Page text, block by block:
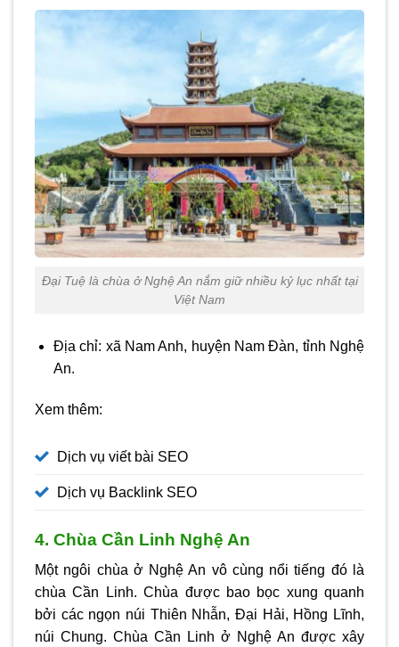
Đại Tuệ là chùa ở Nghệ An nắm giữ nhiều kỷ lục nhất tại
Việt Nam
Địa chỉ: xã Nam Anh, huyện Nam Đàn, tỉnh Nghệ
An.
Xem thêm:
Dịch vụ viết bài SEO
Dịch vụ Backlink SEO
4. Chùa Cần Linh Nghệ An
Một ngôi chùa ở Nghệ An vô cùng nổi tiếng đó là
chùa Cần Linh. Chùa được bao bọc xung quanh
bởi các ngọn núi Thiên Nhẫn, Đại Hải, Hồng Lĩnh,
núi Chung. Chùa Cần Linh ở Nghệ An được xây